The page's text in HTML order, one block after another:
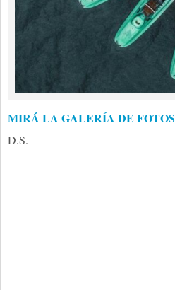
MIRÁ LA GALERÍA DE FOTOS
D.S.